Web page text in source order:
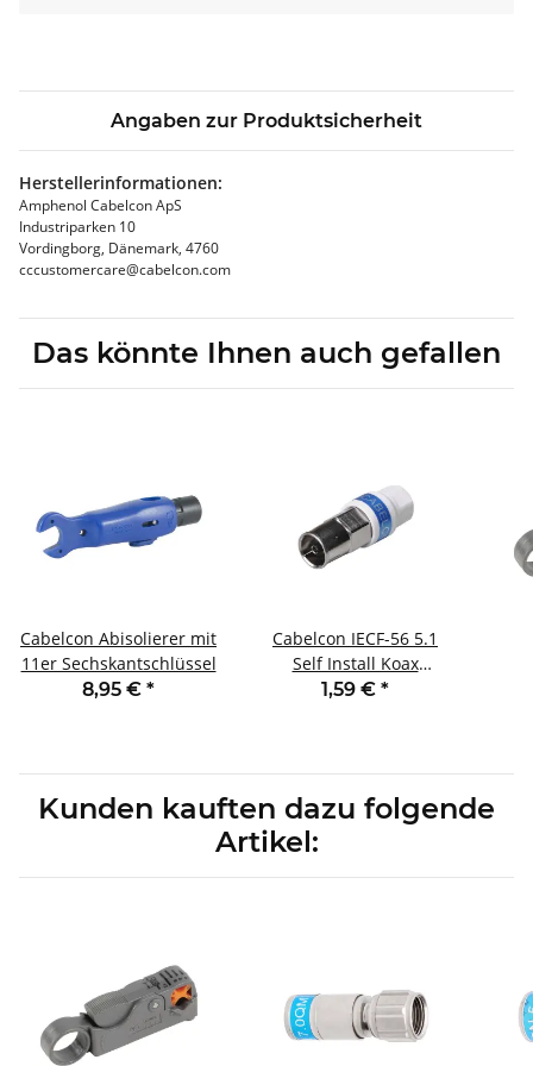
Angaben zur Produktsicherheit
Herstellerinformationen:
Amphenol Cabelcon ApS
Industriparken 10
Vordingborg, Dänemark, 4760
cccustomercare@cabelcon.com
Das könnte Ihnen auch gefallen
Cabelcon Abisolierer mit
11er Sechskantschlüssel
8,95 € *
Cabelcon IECF-56 5.1
Self Install Koax
Kupplung
1,59 € *
Kunden kauften dazu folgende
Artikel: